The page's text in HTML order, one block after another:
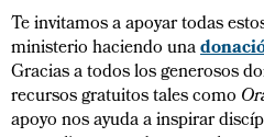
Te invitamos a apoyar todas
ministerio haciendo una
Gracias a todos los generosos
recursos gratuitos tales como
apoyo nos ayuda a inspirar